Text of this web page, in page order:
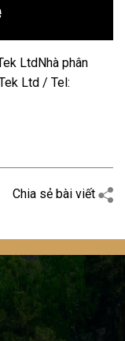
LtdNhà phân
Ltd / Tel:
Chia sẻ bài viết